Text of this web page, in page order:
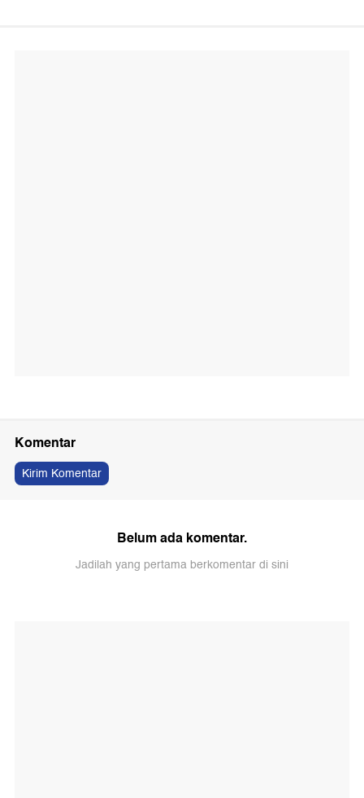
Komentar
Kirim Komentar
Belum ada komentar.
Jadilah yang pertama berkomentar di sini